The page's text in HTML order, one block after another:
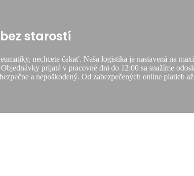
starostí
nechcete čakať. Naša logistika je nastavená na
prijaté v pracovné dni do 12:00 sa snažíme
a nepoškodený. Od zabezpečených online platieb